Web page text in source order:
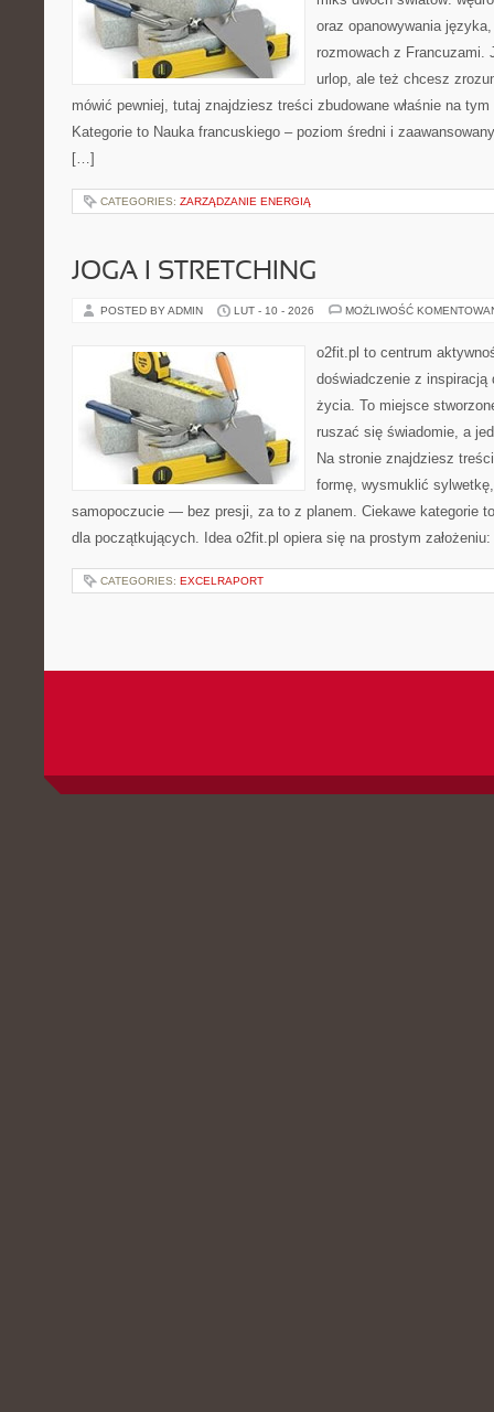
oraz opanowywania
rozmowach z Francuzami.
urlop, ale też chcesz
mówić pewniej, tutaj znajdziesz treści zbudowane właśnie na
Kategorie to Nauka francuskiego – poziom średni i
[…]
CATEGORIES: ZARZĄDZANIE ENERGIĄ
JOGA I STRETCHING
POSTED BY ADMIN LUT - 10 - 2026 MOŻLIWOŚĆ
o2fit.pl to centrum
doświadczenie z
życia. To miejsce
ruszać się świadomie, a
Na stronie znajdziesz
formę, wysmuklić
samopoczucie — bez presji, za to z planem. Ciekawe kategorie
dla początkujących. Idea o2fit.pl opiera się na prostym
CATEGORIES: EXCELRAPORT